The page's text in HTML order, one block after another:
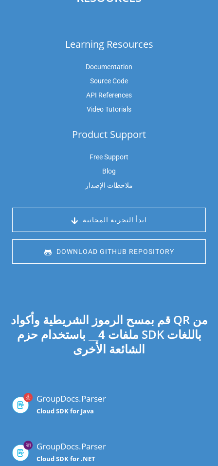
Learning Resources
Documentation
Source Code
API References
Video Tutorials
Product Support
Free Support
Blog
ملاحظات الإصدار
ابدأ التجربة المجانية
DOWNLOAD GITHUB REPOSITORY
قم بمسح الرموز الشريطية وأكواد QR من
ملفات4 __ باستخدام حزم SDK باللغات
الشائعة الأخرى
GroupDocs.Parser
Cloud SDK for Java
GroupDocs.Parser
Cloud SDK for .NET